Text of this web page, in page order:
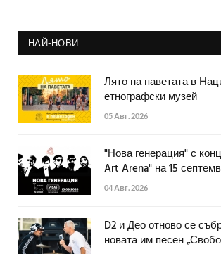
НАЙ-НОВИ
Лято на паветата в
етнографски музей
05 Авг. 2026
"Нова генерация" с
Art Arena" на 15
04 Авг. 2026
D2 и Део отново се
новата им песен